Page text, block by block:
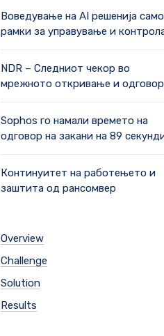
Воведување на AI решенија
рамки за управување и
NDR – Следниот чекор во
мрежното откривање и одговор
Sophos го намали времето на
одговор на закани на 89
Континуитет на работењето и
заштита од рансомвер
Overview
Challenge
Solution
Results